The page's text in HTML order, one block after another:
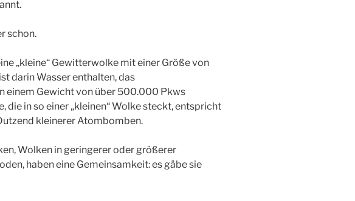
schon.
„kleine“ Gewitterwolke mit einer Größe von
darin Wasser enthalten, das
einem Gewicht von über 500.000 Pkws
die in so einer „kleinen“ Wolke steckt, entspricht
kleinerer Atombomben.
Wolken in geringerer oder größerer
haben eine Gemeinsamkeit: es gäbe sie